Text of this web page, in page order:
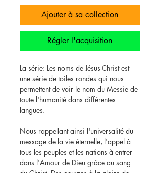
Ajouter à sa collection
Régler l'acquisition
La série: Les noms de Jésus-Christ est
une série de toiles rondes qui nous
permettent de voir le nom du Messie de
toute l'humanité dans différentes
langues.
Nous rappellant ainsi l'universalité du
message de la vie éternelle, l'appel à
tous les peuples et les nations à entrer
dans l'Amour de Dieu grâce au sang